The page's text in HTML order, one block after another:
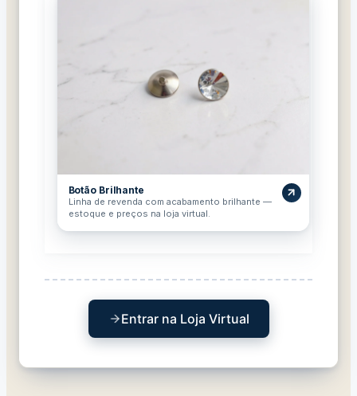
Botão Brilhante
Linha de revenda com acabamento brilhante —
estoque e preços na loja virtual.
Entrar na Loja Virtual